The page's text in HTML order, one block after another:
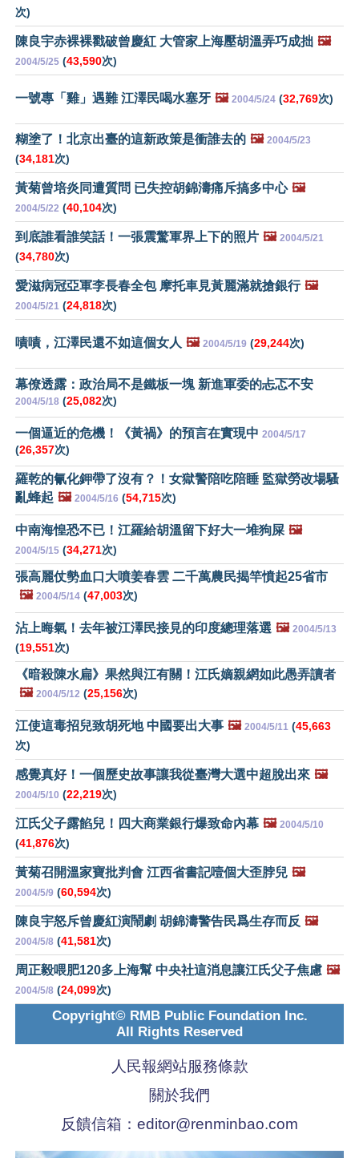
次)
陳良宇赤裸裸戳破曾慶紅 大管家上海壓胡溫弄巧成拙 🖼️
2004/5/25 (43,590次)
一號專「雞」遇難 江澤民喝水塞牙 🖼️ 2004/5/24 (32,769次)
糊塗了！北京出臺的這新政策是衝誰去的 🖼️ 2004/5/23
(34,181次)
黃菊曾培炎同遭質問 已失控胡錦濤痛斥搞多中心 🖼️
2004/5/22 (40,104次)
到底誰看誰笑話！一張震驚軍界上下的照片 🖼️ 2004/5/21
(34,780次)
愛滋病冠亞軍李長春全包 摩托車見黃麗滿就搶銀行 🖼️
2004/5/21 (24,818次)
嘖嘖，江澤民還不如這個女人 🖼️ 2004/5/19 (29,244次)
幕僚透露：政治局不是鐵板一塊 新進軍委的忐忑不安
2004/5/18 (25,082次)
一個逼近的危機！《黃禍》的預言在實現中 2004/5/17
(26,357次)
羅乾的氰化鉀帶了沒有？！女獄警陪吃陪睡 監獄勞改場騷
亂蜂起 🖼️ 2004/5/16 (54,715次)
中南海惶恐不已！江羅給胡溫留下好大一堆狗屎 🖼️
2004/5/15 (34,271次)
張高麗仗勢血口大噴姜春雲 二千萬農民揭竿憤起25省市
🖼️ 2004/5/14 (47,003次)
沾上晦氣！去年被江澤民接見的印度總理落選 🖼️ 2004/5/13
(19,551次)
《暗殺陳水扁》果然與江有關！江氏嫡親網如此愚弄讀者
🖼️ 2004/5/12 (25,156次)
江使這毒招兒致胡死地 中國要出大事 🖼️ 2004/5/11 (45,663
次)
感覺真好！一個歷史故事讓我從臺灣大選中超脫出來 🖼️
2004/5/10 (22,219次)
江氏父子露餡兒！四大商業銀行爆致命內幕 🖼️ 2004/5/10
(41,876次)
黃菊召開溫家寶批判會 江西省書記噎個大歪脖兒 🖼️
2004/5/9 (60,594次)
陳良宇怒斥曾慶紅演鬧劇 胡錦濤警告民爲生存而反 🖼️
2004/5/8 (41,581次)
周正毅喂肥120多上海幫 中央社這消息讓江氏父子焦慮 🖼️
2004/5/8 (24,099次)
Copyright© RMB Public Foundation Inc.
All Rights Reserved
人民報網站服務條款
關於我們
反饋信箱： editor@renminbao.com